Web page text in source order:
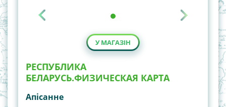
У МАГАЗІН
РЕСПУБЛИКА
БЕЛАРУСЬ.ФИЗИЧЕСКАЯ КАРТА
Апiсанне